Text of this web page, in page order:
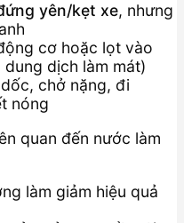
yên/kẹt xe, nhưng
cơ hoặc lọt vào
dịch làm mát)
chở nặng, đi
nóng
quan đến nước làm
làm giảm hiệu quả